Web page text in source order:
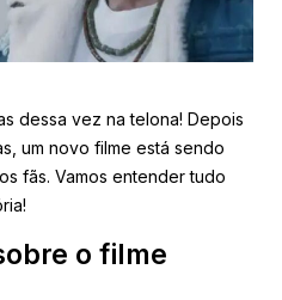
dessa vez na telona! Depois
um novo filme está sendo
fãs. Vamos entender tudo
o filme